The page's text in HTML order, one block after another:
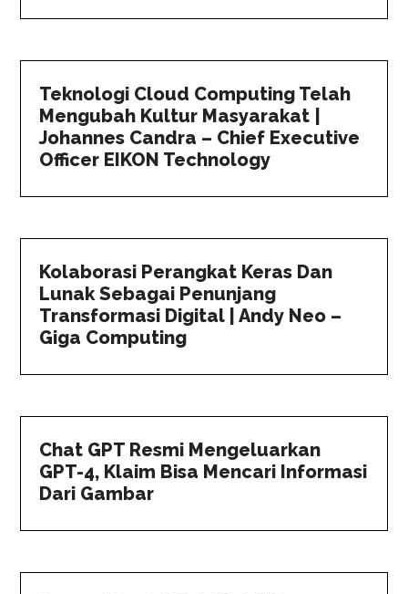
Teknologi Cloud Computing Telah
Mengubah Kultur Masyarakat |
Johannes Candra – Chief Executive
Officer EIKON Technology
Kolaborasi Perangkat Keras Dan
Lunak Sebagai Penunjang
Transformasi Digital | Andy Neo –
Giga Computing
Chat GPT Resmi Mengeluarkan
GPT-4, Klaim Bisa Mencari Informasi
Dari Gambar